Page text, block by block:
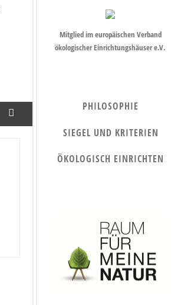
Mitglied im europäischen Verband
ökologischer Einrichtungshäuser e.V.
PHILOSOPHIE
SIEGEL UND KRITERIEN
ÖKOLOGISCH EINRICHTEN